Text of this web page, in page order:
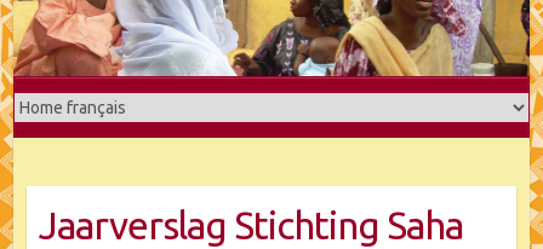
Jaarverslag Stichting Saha